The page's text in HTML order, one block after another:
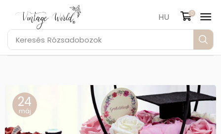
Keresés Rózsadobozok
HU 0
24
máj